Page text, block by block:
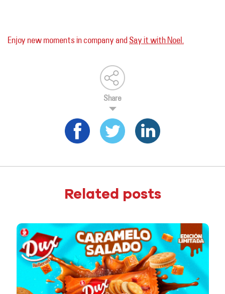
Share
Enjoy new moments in company and Say it with Noel.
Related posts